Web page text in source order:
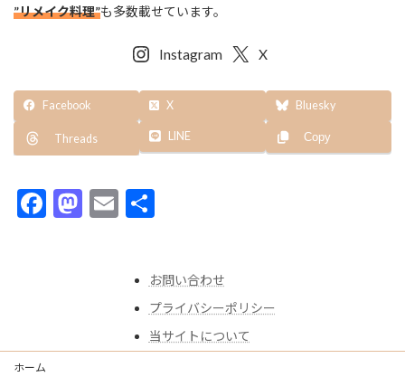
”リメイク料理”も多数載せています。
Instagram X
Facebook X Bluesky
Threads LINE Copy
F
o
M
n
E
お問い合わせ
プライバシーポリシー
当サイトについて
ホーム